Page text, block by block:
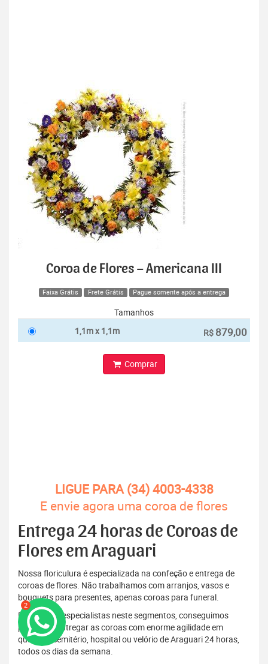
2
Coroa de Flores – Americana III
Faixa Grátis Frete Grátis Pague somente após a entrega
Tamanhos
1,1m x 1,1m
R$ 879,00
Comprar
LIGUE PARA (34) 4003-4338
E envie agora uma coroa de flores
Entrega 24 horas de Coroas de
Flores em Araguari
Nossa floriculura é especializada na confeção e entrega de
coroas de flores. Não trabalhamos com arranjos, vasos e
bouquets para presentes, apenas coroas para funeral.
Por sermos especialistas neste segmentos, conseguimos
produzir e entregar as coroas com enorme agilidade em
qualquer cemitério, hospital ou velório de Araguari 24 horas,
todos os dias da semana.